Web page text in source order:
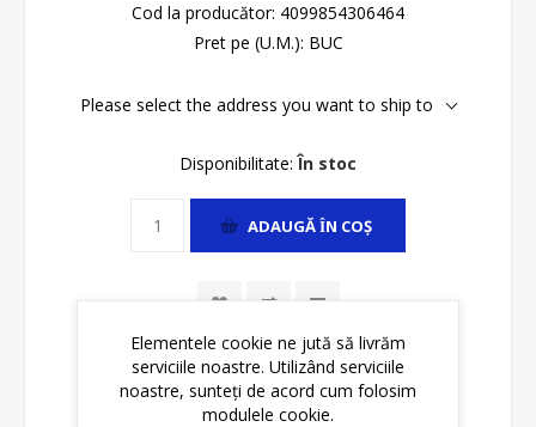
Cod la producător: 4099854306464
Pret pe (U.M.): BUC
Please select the address you want to ship to
Disponibilitate: În stoc
ADAUGĂ ȊN COŞ
Elementele cookie ne jută să livrăm
serviciile noastre. Utilizând serviciile
noastre, sunteți de acord cum folosim
modulele cookie.